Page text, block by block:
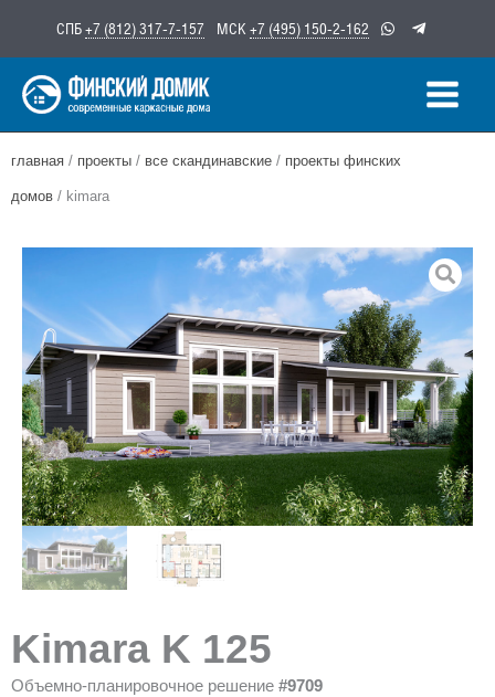
содержимому
СПБ+7 (812) 317-7-157 МСК +7 (495) 150-2-162
главная / проекты / все скандинавские / проекты финских
домов / kimara
Kimara K 125
Объемно-планировочное решение #9709